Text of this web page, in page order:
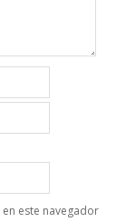
este navegador